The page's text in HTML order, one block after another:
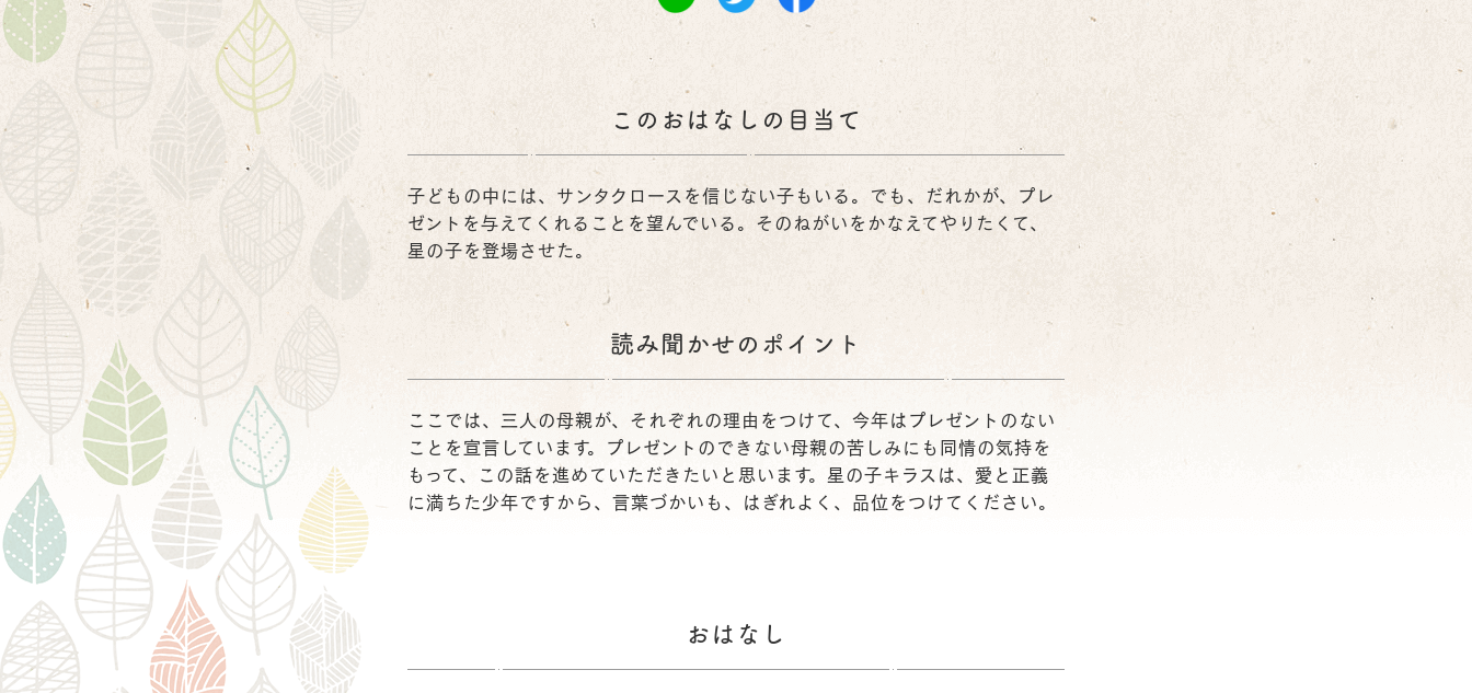
ロちゃん
お山はみどり
ホーム 出村孝雄について このサイトについて
ペケロンパの使い方 ご利用にあたって お問い合わせ
このおはなしの目当て
子どもの中には、サンタクロースを信じない子もいる。でも、だれかが、プレ
ゼントを与えてくれることを望んでいる。そのねがいをかなえてやりたくて、
星の子を登場させた。
読み聞かせのポイント
ここでは、三人の母親が、それぞれの理由をつけて、今年はプレゼントのない
ことを宣言しています。プレゼントのできない母親の苦しみにも同情の気持を
もって、この話を進めていただきたいと思います。星の子キラスは、愛と正義
に満ちた少年ですから、言葉づかいも、はぎれよく、品位をつけてください。
おはなし